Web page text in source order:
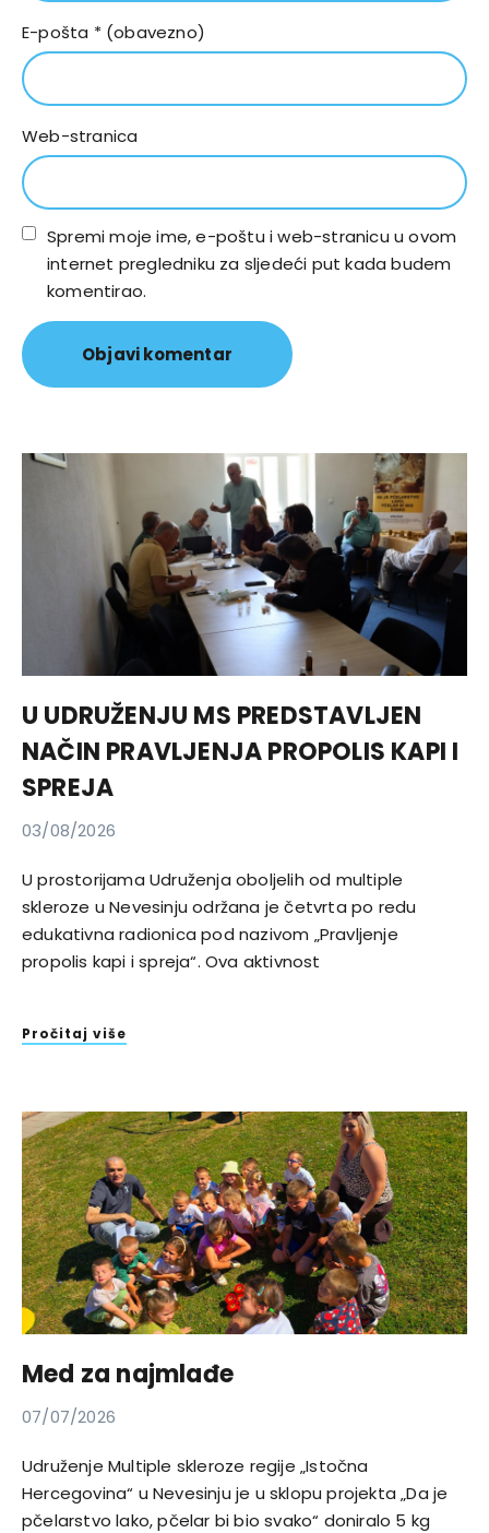
E-pošta * (obavezno)
Web-stranica
Spremi moje ime, e-poštu i web-stranicu u ovom
internet pregledniku za sljedeći put kada budem
komentirao.
U UDRUŽENJU MS PREDSTAVLJEN
NAČIN PRAVLJENJA PROPOLIS KAPI I
SPREJA
03/08/2026
U prostorijama Udruženja oboljelih od multiple
skleroze u Nevesinju održana je četvrta po redu
edukativna radionica pod nazivom „Pravljenje
propolis kapi i spreja“. Ova aktivnost
Pročitaj više
Med za najmlađe
07/07/2026
Udruženje Multiple skleroze regije „Istočna
Hercegovina“ u Nevesinju je u sklopu projekta „Da je
pčelarstvo lako, pčelar bi bio svako“ doniralo 5 kg